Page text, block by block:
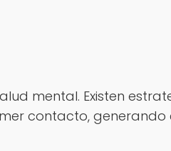
mental. Existen
contacto,